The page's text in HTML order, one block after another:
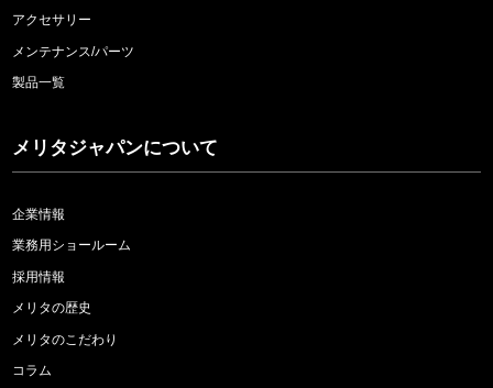
アクセサリー
メンテナンス/パーツ
製品一覧
メリタジャパンについて
企業情報
業務用ショールーム
採用情報
メリタの歴史
メリタのこだわり
コラム